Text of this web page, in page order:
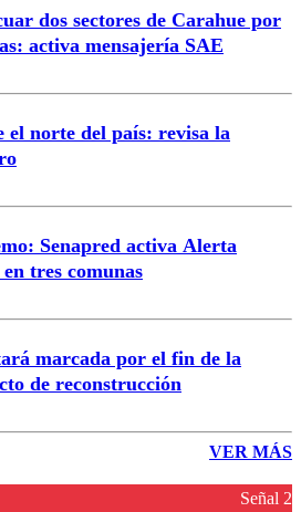
dos sectores de Carahue por
activa mensajería SAE
el norte del país: revisa la
Senapred activa Alerta
tres comunas
marcada por el fin de la
de reconstrucción
VER MÁS
Señal 2